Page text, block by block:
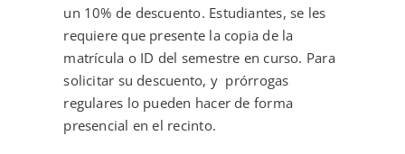
un 10% de descuento. Estudiantes, se les
requiere que presente la copia de la
matrícula o ID del semestre en curso. Para
solicitar su descuento, y prórrogas
regulares lo pueden hacer de forma
presencial en el recinto.